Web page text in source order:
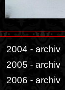
2004 - archiv
2005 - archiv
2006 - archiv